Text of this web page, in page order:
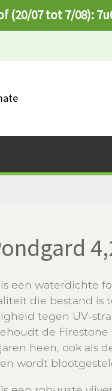
(20/07 tot 7/08):
een waterdichte
die bestand is
tegen UV-
de
heen, ook als
wordt